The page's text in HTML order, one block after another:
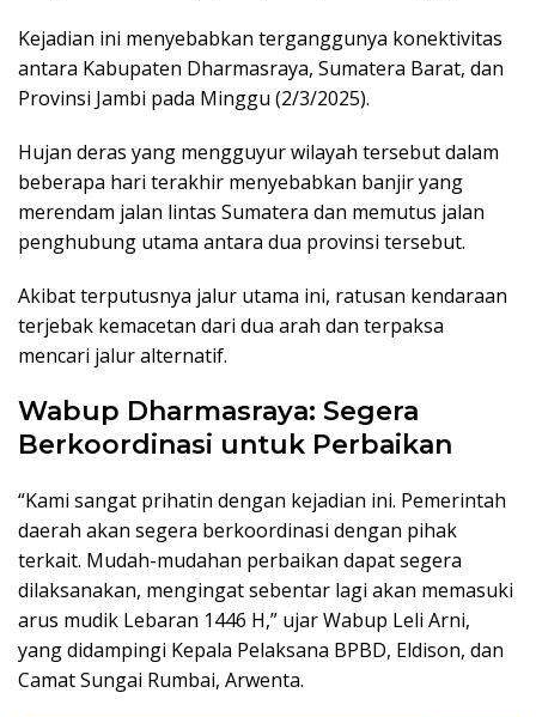
Kejadian ini menyebabkan terganggunya konektivitas
antara Kabupaten Dharmasraya, Sumatera Barat, dan
Provinsi Jambi pada Minggu (2/3/2025).
Hujan deras yang mengguyur wilayah tersebut dalam
beberapa hari terakhir menyebabkan banjir yang
merendam jalan lintas Sumatera dan memutus jalan
penghubung utama antara dua provinsi tersebut.
Akibat terputusnya jalur utama ini, ratusan kendaraan
terjebak kemacetan dari dua arah dan terpaksa
mencari jalur alternatif.
Wabup Dharmasraya: Segera
Berkoordinasi untuk Perbaikan
“Kami sangat prihatin dengan kejadian ini. Pemerintah
daerah akan segera berkoordinasi dengan pihak
terkait. Mudah-mudahan perbaikan dapat segera
dilaksanakan, mengingat sebentar lagi akan memasuki
arus mudik Lebaran 1446 H,” ujar Wabup Leli Arni,
yang didampingi Kepala Pelaksana BPBD, Eldison, dan
Camat Sungai Rumbai, Arwenta.